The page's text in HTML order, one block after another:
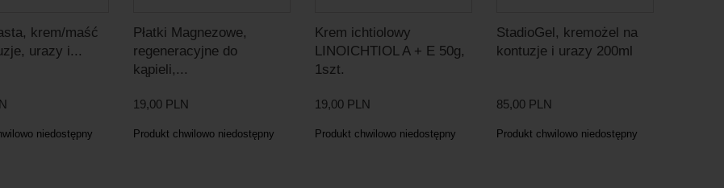
krem/maść
urazy i...
niedostępny
Płatki Magnezowe,
regeneracyjne do
kąpieli,...
19,00 PLN
Produkt chwilowo niedostępny
Krem ichtiolowy
LINOICHTIOL A + E 50g,
1szt.
19,00 PLN
Produkt chwilowo niedostępny
StadioGel, kremożel na
kontuzje i urazy 200ml
85,00 PLN
Produkt chwilowo niedostępny